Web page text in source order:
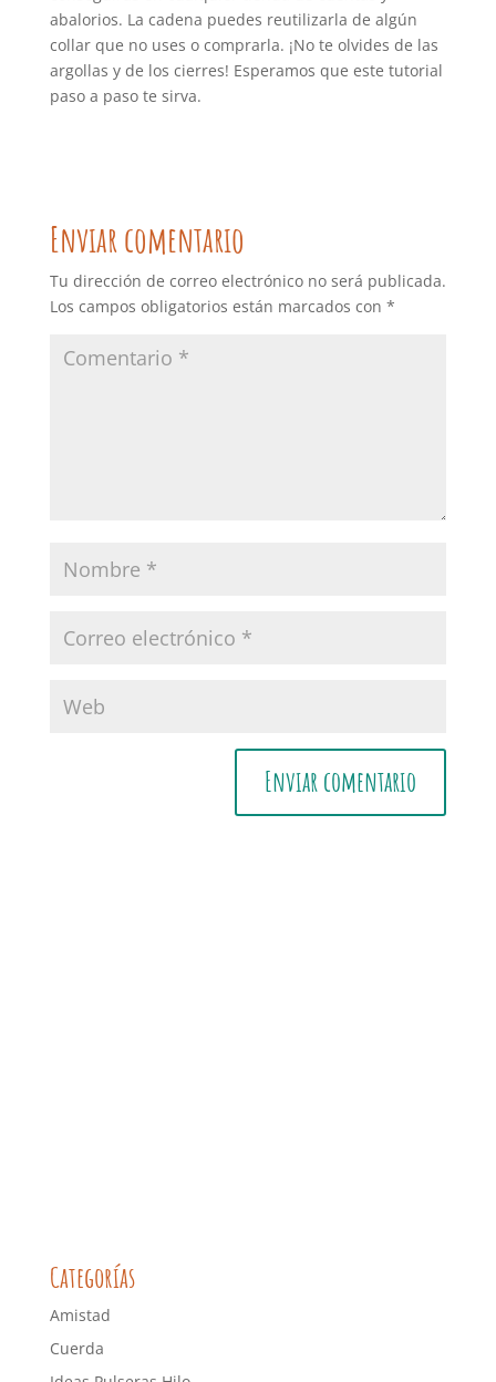
abalorios. La cadena puedes reutilizarla de algún
collar que no uses o comprarla. ¡No te olvides de las
argollas y de los cierres! Esperamos que este tutorial
paso a paso te sirva.
Enviar comentario
Tu dirección de correo electrónico no será publicada.
Los campos obligatorios están marcados con *
Categorías
Amistad
Cuerda